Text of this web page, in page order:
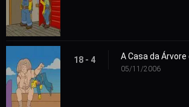
18 - 4
05/11/2006